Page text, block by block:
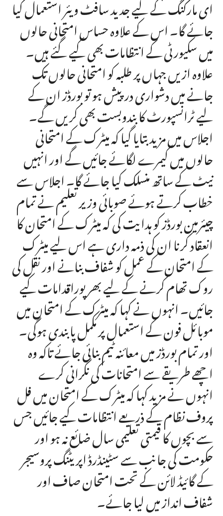
ای مارکنگ کے لیے جدید سافٹ ویئر استعمال کیا
جائے گا۔ اس کے علاوہ حساس امتحانی حالوں
میں سکیورٹی کے انتظامات بھی کیے گئے ہیں۔
علاوہ ازیں جہاں پر طلبہ کو امتحانی حالوں تک
جانے میں دشواری درپیش ہو تو بورڈز ان کے
لیے ٹرانسپورٹ کا بندوبست بھی کریں گے۔
اجلاس میں مزید بتایا گیا کہ میٹرک کے امتحانی
حالوں میں کیمرے لگائے جائیں گے اور انہیں
نیٹ کے ساتھ منسلک کیا جائے گا۔ اجلاس سے
خطاب کرتے ہوئے صوبائی وزیر تعلیم نے تمام
چیئرمین بورڈز کو ہدایت کی کہ میٹرک کے امتحان کا
انعقاد کرنا ان کی ذمہ داری ہے اس لیے میٹرک
کے امتحان کے عمل کو شفاف بنانے اور نقل کی
روک تھام کرنے کے لیے بھر پوراقدامات کیے
جائیں۔ انہوں نے کہا کہ میٹرک کے امتحان میں
موبائل فون کے استعمال پر مکمل پابندی ہوگی۔
اور تمام بورڈز میں معائنہ ٹیم بنائی جائے تاکہ وہ
اچھے طریقے سے امتحانات کی نگرانی کرے
انہوں نے مزید کہا کہ میٹرک کے امتحان میں فل
پروف نظام کے ذریعے انتظامات کیے جائیں جس
سے بچوں کا قیمتی تعلیمی سال ضائع نہ ہو اور
حکومت کی جانب سے سٹینڈرڈ اپریٹنگ پروسیجر
کے گائیڈ لائن کے تحت امتحان صاف اور
شفاف انداز میں لیا جائے۔